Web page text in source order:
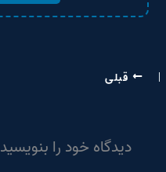
قبلی
دیدگاه‌ خود را بنویسید